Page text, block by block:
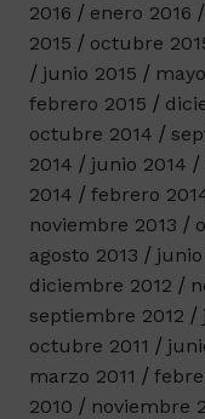
2016
enero 2016
2015
octubre
junio 2015
febrero 2015
octubre 2014
2014
junio 2014
2014
febrero
noviembre 2013
agosto 2013
junio
diciembre 2012
septiembre 2012
octubre 2011
marzo 2011
2010
noviembre